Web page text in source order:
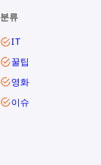
분류
IT
꿀팁
영화
이슈